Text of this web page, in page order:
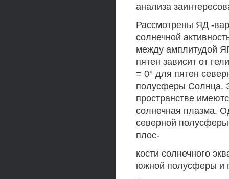
анализа
Рассмотрены ЯД -
солнечной
между амплитудой
пятен зависит от
= 0° для пятен
полусферы Солнца.
пространстве
солнечная плазма.
северной
плос-
кости солнечного
южной полусферы и